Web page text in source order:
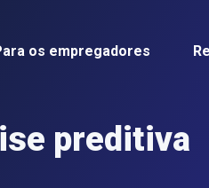
os empregadores
preditiva